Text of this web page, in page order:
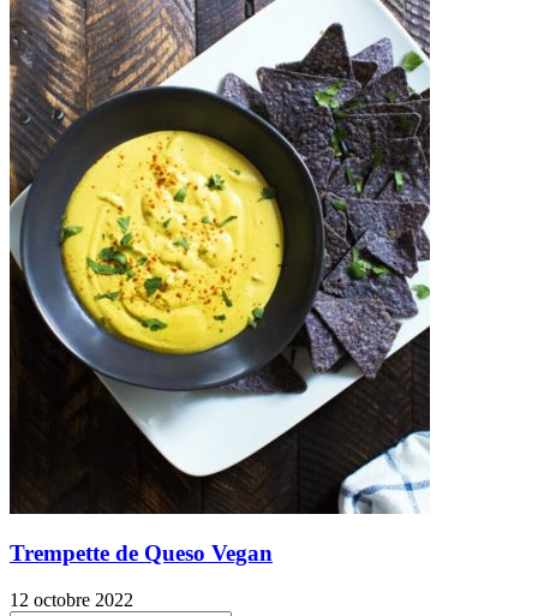
Trempette de Queso Vegan
12 octobre 2022